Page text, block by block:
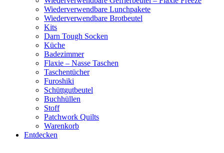
Wiederverwendbare Lunchpakete
Wiederverwendbare Brotbeutel
Kits
Darn Tough Socken
Küche
Badezimmer
Flaxie – Nasse Taschen
Taschentücher
Furoshiki
Schüttgutbeutel
Buchhüllen
Stoff
Patchwork Quilts
Warenkorb
Entdecken